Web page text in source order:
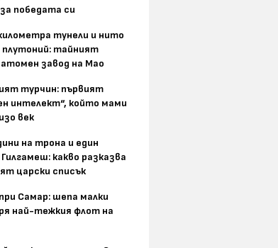
победата си
тунели и нито
плутоний: тайният
завод на Мао
турчин: първият
интелект“, който мами
век
на трона и един
какво разказва
царски списък
Самар: шепа малки
най-тежкия флот на